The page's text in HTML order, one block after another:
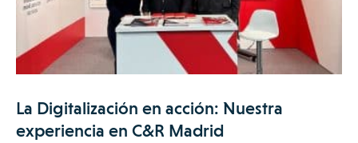
La Digitalización en acción: Nuestra
experiencia en C&R Madrid